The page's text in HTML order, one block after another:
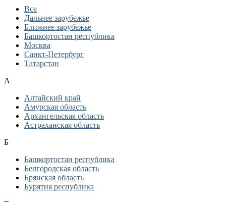
Все
Дальнее зарубежье
Ближнее зарубежье
Башкортостан республика
Москва
Санкт-Петербург
Татарстан
А
Алтайский край
Амурская область
Архангельская область
Астраханская область
Б
Башкортостан республика
Белгородская область
Брянская область
Бурятия республика